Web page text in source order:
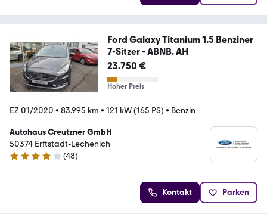
Ford Galaxy Titanium 1.5 Benziner
7-Sitzer - ABNB. AH
23.750 €
Hoher Preis
EZ 01/2020 • 83.995 km • 121 kW (165 PS) • Benzin
Autohaus Creutzner GmbH
50374 Erftstadt-Lechenich
4.2 Sterne
(48)
Kontakt Parken